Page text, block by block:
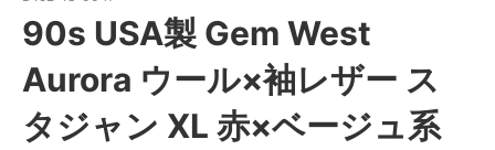
90s USA製 Gem West
Aurora ウール×袖レザー ス
タジャン XL 赤×ベージュ系